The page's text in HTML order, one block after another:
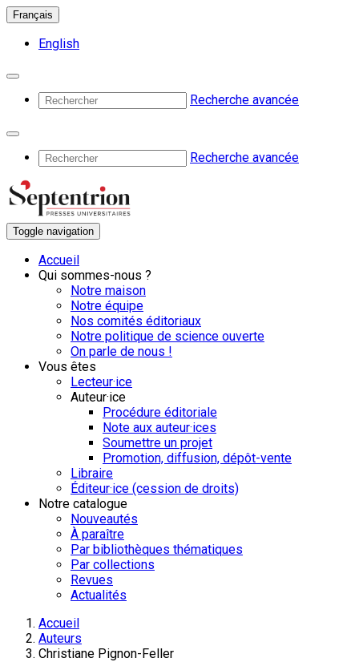
Français
English
Recherche avancée
Recherche avancée
Toggle navigation
Accueil
Qui sommes-nous ?
Notre maison
Notre équipe
Nos comités éditoriaux
Notre politique de science ouverte
On parle de nous !
Vous êtes
Lecteur·ice
Auteur·ice
Procédure éditoriale
Note aux auteur·ices
Soumettre un projet
Promotion, diffusion, dépôt-vente
Libraire
Éditeur·ice (cession de droits)
Notre catalogue
Nouveautés
À paraître
Par bibliothèques thématiques
Par collections
Revues
Actualités
Accueil
Auteurs
Christiane Pignon-Feller